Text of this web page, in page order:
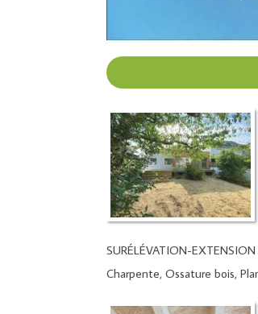
SURÉLÉVATION-
Charpente, Ossature bois,